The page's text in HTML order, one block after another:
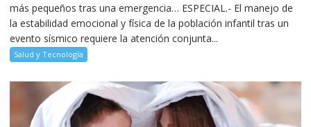
más pequeños tras una emergencia… ESPECIAL.- El manejo de
la estabilidad emocional y física de la población infantil tras un
evento sísmico requiere la atención conjunta...
Salud y Tecnología